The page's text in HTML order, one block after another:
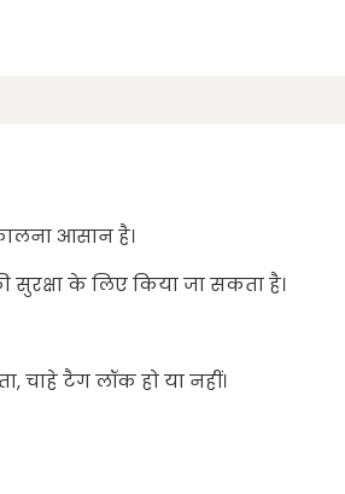
आसान है।
के लिए किया जा सकता है।
चाहे टैग लॉक हो या नहीं।